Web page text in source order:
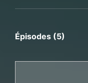
Épisodes (5)